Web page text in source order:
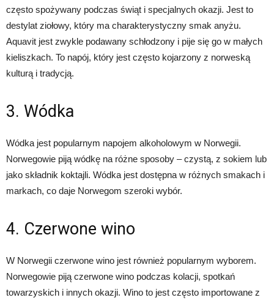
często spożywany podczas świąt i specjalnych okazji. Jest to
destylat ziołowy, który ma charakterystyczny smak anyżu.
Aquavit jest zwykle podawany schłodzony i pije się go w małych
kieliszkach. To napój, który jest często kojarzony z norweską
kulturą i tradycją.
3. Wódka
Wódka jest popularnym napojem alkoholowym w Norwegii.
Norwegowie piją wódkę na różne sposoby – czystą, z sokiem lub
jako składnik koktajli. Wódka jest dostępna w różnych smakach i
markach, co daje Norwegom szeroki wybór.
4. Czerwone wino
W Norwegii czerwone wino jest również popularnym wyborem.
Norwegowie piją czerwone wino podczas kolacji, spotkań
towarzyskich i innych okazji. Wino to jest często importowane z